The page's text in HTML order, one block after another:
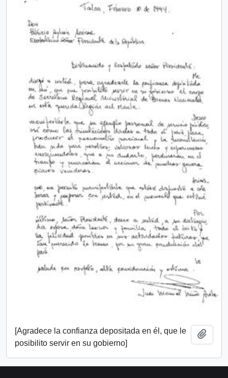
[Agradece la confianza depositada en él, que le
posibilito servir en su gobierno]